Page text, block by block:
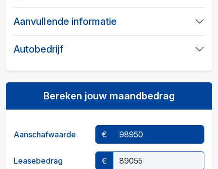
Aanvullende informatie
Autobedrijf
Bereken jouw maandbedrag
Aanschafwaarde €
Leasebedrag €